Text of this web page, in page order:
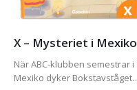
X – Mysteriet i Mexiko
När ABC-klubben semestrar i
Mexiko dyker Bokstavståget